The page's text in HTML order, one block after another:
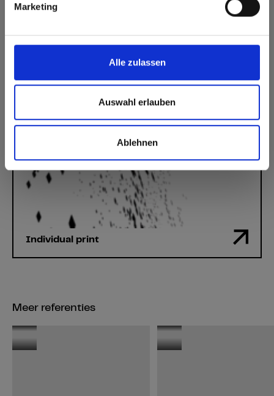
Marketing
Alle zulassen
Auswahl erlauben
Ablehnen
Individual print
Meer referenties
Keuken